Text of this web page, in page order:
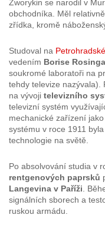
Zworykin se narodil v
obchodníka. Měl
zřídka, kromě
Studoval na
vedením Borise Rosinga
soukromé laboratoři na
tehdy televize nazývala).
na vývoji televizního
televizní systém
mechanické zařízení
systému v roce 1911
technologie na světě.
Po absolvování studia v
rentgenových paprsků
Langevina v Paříži .
signálních sborech a
ruskou armádu.